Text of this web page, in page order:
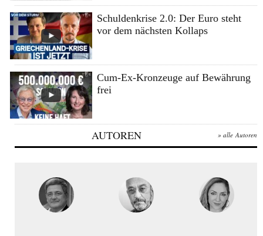
Schuldenkrise 2.0: Der Euro steht
vor dem nächsten Kollaps
Cum-Ex-Kronzeuge auf Bewährung
frei
AUTOREN » alle Autoren